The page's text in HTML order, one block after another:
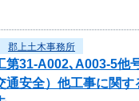
郡上土木事務所
第31-A002､A003-5
通安全）他工事に関す